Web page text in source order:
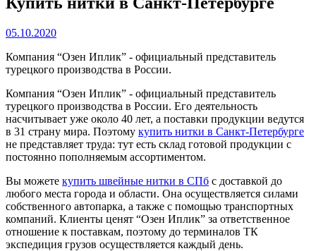
05.10.2020
Компания “Озен Иплик” - официальный представитель
турецкого производства в России.
Компания “Озен Иплик” - официальный представитель
турецкого производства в России. Его деятельность
насчитывает уже около 40 лет, а поставки продукции ведутся
в 31 страну мира. Поэтому купить нитки в Санкт-Петербурге
не представляет труда: тут есть склад готовой продукции с
постоянно пополняемым ассортиментом.
Вы можете купить швейные нитки в СПб с доставкой до
любого места города и области. Она осуществляется силами
собственного автопарка, а также с помощью транспортных
компаний. Клиенты ценят “Озен Иплик” за ответственное
отношение к поставкам, поэтому до терминалов ТК
экспедиция грузов осуществляется каждый день.